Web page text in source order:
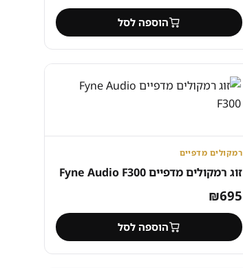
המקורי
₪386.
הנוכחי
הוא:
₪232.
הוספה לסל
רמקולים מדפיים
זוג רמקולים מדפיים Fyne Audio F300
₪695
הוספה לסל